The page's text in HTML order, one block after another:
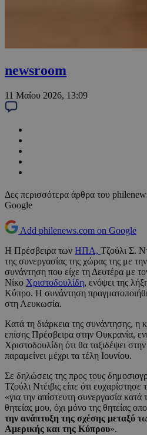
newsroom
11 Μαΐου 2026, 13:09
Δες περισσότερα άρθρα του
Google
Add philenews.com on Google
Η Πρέσβειρα των ΗΠΑ, Τζούλι Σ.
της συνεργασίας της χώρας της με
συνάντηση που είχε τη Δευτέρα με
Νίκο Χριστοδουλίδη, ενόψει της
Κύπρο. Η συνάντηση
στη Λευκωσία.
Κατά τη διάρκεια της συνάντησης, η
επίσης Πρέσβειρα στην Ουκρανία,
Χριστοδουλίδη ότι θα ταξιδέψει
παραμείνει μέχρι τα τέλη Ιουνίου.
Σε δηλώσεις της προς τους
Τζούλι Ντέιβις είπε ότι
«για την απίστευτη συνεργασία κατά
θητείας μου, όχι μόνο της θητείας
την ανάπτυξη της σχέσης μεταξύ
Αμερικής και της Κύπρου».